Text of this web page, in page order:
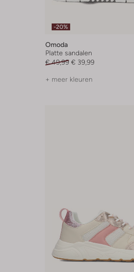
-20%
Omoda
Platte sandalen
€ 49,99 € 39,99
+ meer kleuren